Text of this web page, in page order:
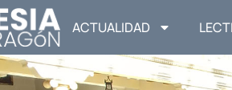
ACTUALIDAD